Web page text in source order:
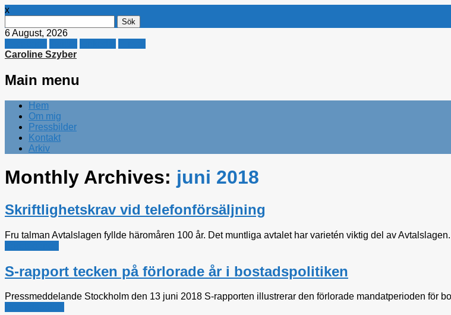
x
efter:
6 August, 2026
Caroline Szyber
Main menu
Skip
content
Hem
Om mig
Pressbilder
Kontakt
Arkiv
Monthly Archives: juni 2018
Skriftlighetskrav vid telefonförsäljning
Fru talman Avtalslagen fyllde häromåren 100 år. Det muntliga avtalet har varietén viktig del av
S-rapport tecken på förlorade år i bostadspolitiken
Pressmeddelande Stockholm den 13 juni 2018 S-rapporten illustrerar den förlorade mandatperioden för